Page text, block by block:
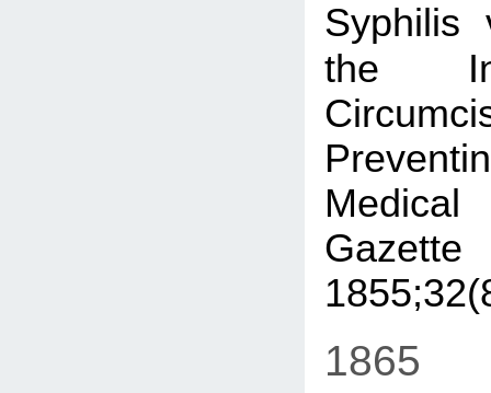
Syphilis
the
Gazette
1865